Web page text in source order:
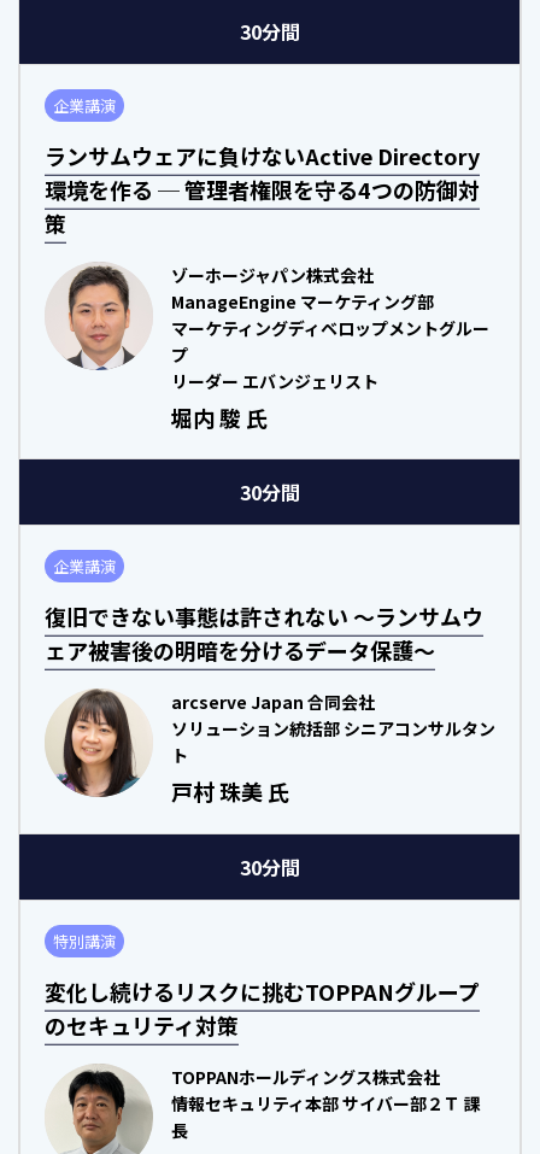
30分間
企業講演
ランサムウェアに負けないActive Directory
環境を作る ─ 管理者権限を守る4つの防御対
策
ゾーホージャパン株式会社
ManageEngine マーケティング部
マーケティングディベロップメントグルー
プ
リーダー エバンジェリスト
堀内 駿 氏
30分間
企業講演
復旧できない事態は許されない ～ランサムウ
ェア被害後の明暗を分けるデータ保護～
arcserve Japan 合同会社
ソリューション統括部 シニアコンサルタン
ト
戸村 珠美 氏
30分間
特別講演
変化し続けるリスクに挑むTOPPANグループ
のセキュリティ対策
TOPPANホールディングス株式会社
情報セキュリティ本部 サイバー部２Ｔ 課
長